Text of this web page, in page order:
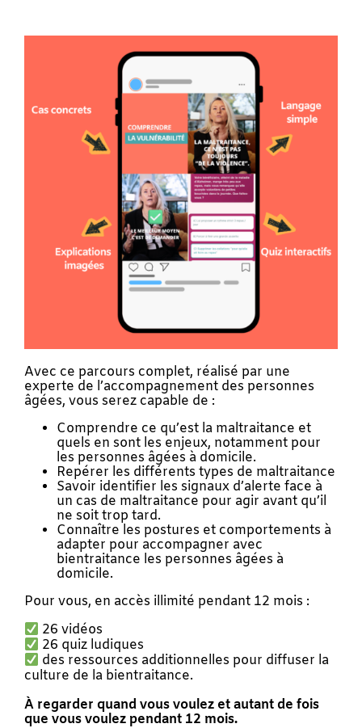
Avec ce parcours complet, réalisé par une
experte de l’accompagnement des personnes
âgées, vous serez capable de :
Comprendre ce qu’est la maltraitance et
quels en sont les enjeux, notamment pour
les personnes âgées à domicile.
Repérer les différents types de maltraitance
Savoir identifier les signaux d’alerte face à
un cas de maltraitance pour agir avant qu’il
ne soit trop tard.
Connaître les postures et comportements à
adapter pour accompagner avec
bientraitance les personnes âgées à
domicile.
Pour vous, en accès illimité pendant 12 mois :
26 vidéos
26 quiz ludiques
des ressources additionnelles pour diffuser la
culture de la bientraitance.
À regarder quand vous voulez et autant de fois
que vous voulez pendant 12 mois.